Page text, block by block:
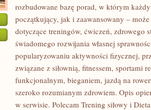
rozbudowane bazę porad, w którym
początkujący, jak i zaawansowany –
dotyczące treningów, ćwiczeń, zdrowego
świadomego rozwijania własnej
popularyzowaniu aktywności fizycznej,
związane z siłownią, fitnessem, sportami
funkcjonalnym, bieganiem, jazdą na
szeroko rozumianym zdrowiem. Opis
w serwisie. Polecam Trening siłowy i